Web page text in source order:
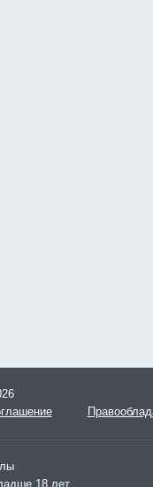
18 лет.